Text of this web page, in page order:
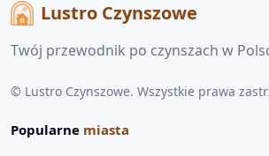
Lustro Czynszowe
Twój przewodnik po czynszach w
© Lustro Czynszowe. Wszystkie prawa
Popularne miasta